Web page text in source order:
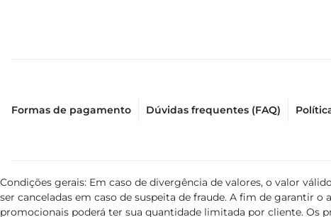
Formas de pagamento Dúvidas frequentes (FAQ)
Condições gerais: Em caso de divergência de valores, o valor
ser canceladas em caso de suspeita de fraude. A fim de garantir
promocionais poderá ter sua quantidade limitada por cliente. Os